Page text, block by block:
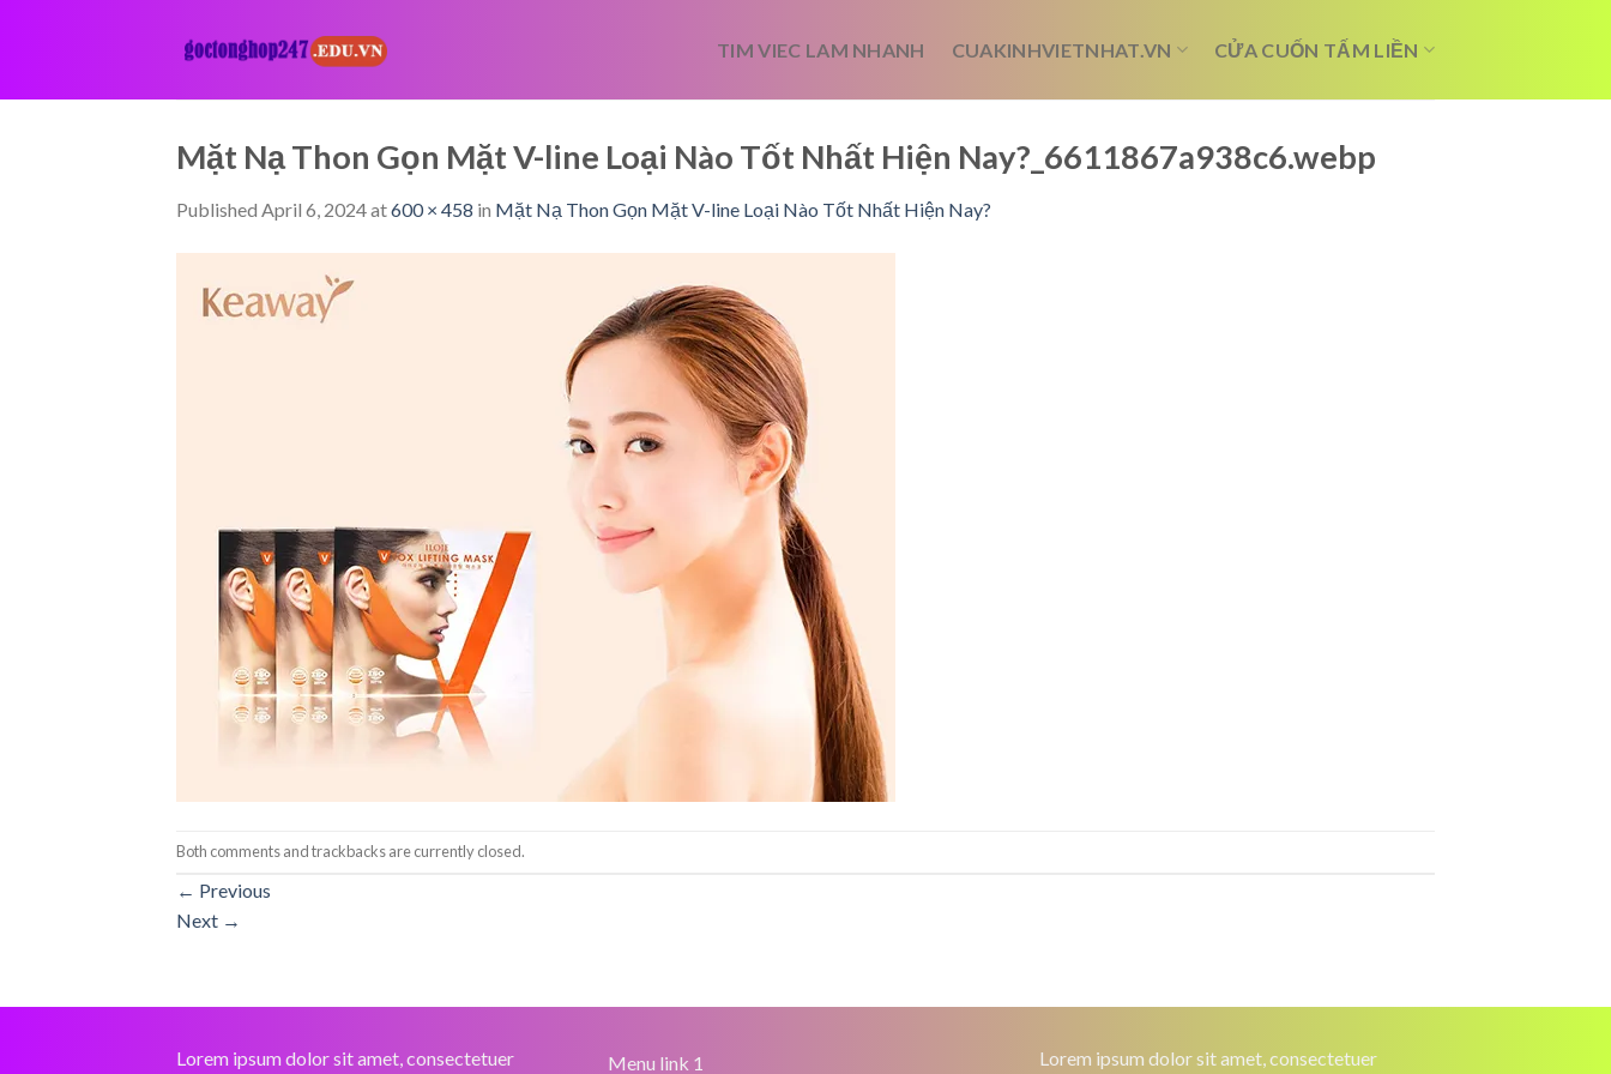
TIM VIEC LAM NHANH CUAKINHVIETNHAT.VN CỬA CUỐN TẤM LIỀN
Mặt Nạ Thon Gọn Mặt V-line Loại Nào Tốt Nhất Hiện Nay?_6611867a938c6.webp
Published April 6, 2024at600 × 458 in Mặt Nạ Thon Gọn Mặt V-line Loại Nào Tốt Nhất Hiện Nay?
Both comments and trackbacks are currently closed.
← Previous
Next →
Lorem ipsum dolor sit amet, consectetuer Menu link 1 Lorem ipsum dolor sit amet, consectetuer